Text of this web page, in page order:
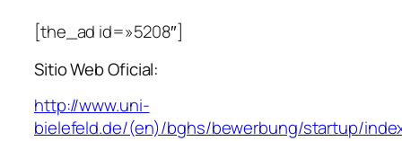
[the_ad id=»5208″]
Sitio Web Oficial:
http://www.uni-
bielefeld.de/(en)/bghs/bewerbung/startup/